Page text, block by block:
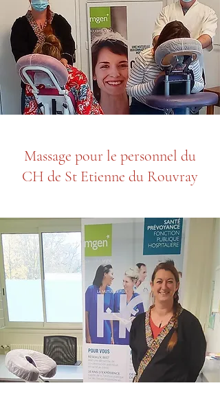
Massage pour le personnel du
CH de St Etienne du Rouvray